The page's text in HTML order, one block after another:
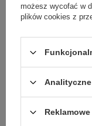
sublimacji na
Pytanie:Jakie
grafikę, a projekt
możesz wycofać w
plików cookies z